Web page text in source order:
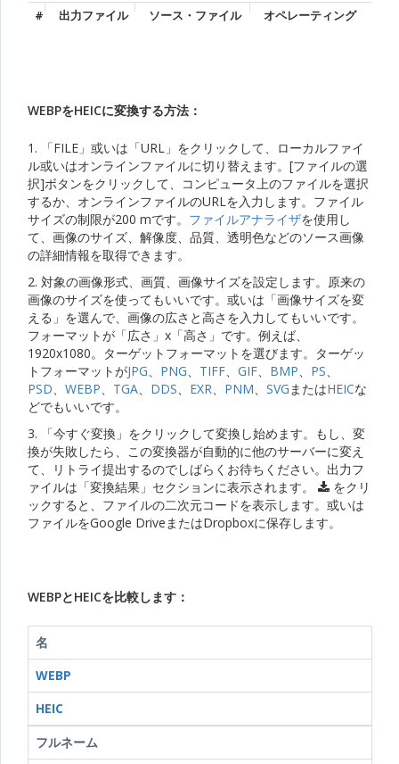
# 出力ファイル ソース・ファイル オペレーティング
WEBPをHEICに変換する方法：
1. 「FILE」或いは「URL」をクリックして、ローカルファイ
ル或いはオンラインファイルに切り替えます。[ファイルの選
択]ボタンをクリックして、コンピュータ上のファイルを選択
するか、オンラインファイルのURLを入力します。ファイル
サイズの制限が200 mです。 ファイルアナライザを使用し
て、画像のサイズ、解像度、品質、透明色などのソース画像
の詳細情報を取得できます。
2. 対象の画像形式、画質、画像サイズを設定します。原来の
画像のサイズを使ってもいいです。或いは「画像サイズを変
える」を選んで、画像の広さと高さを入力してもいいです。
フォーマットが「広さ」x「高さ」です。例えば、
1920x1080。ターゲットフォーマットを選びます。ターゲッ
トフォーマットがJPG、 PNG、 TIFF、 GIF、 BMP、 PS、
PSD、 WEBP、 TGA、 DDS、 EXR、 PNM、 SVGまたはHEICな
どでもいいです。
3. 「今すぐ変換」をクリックして変換し始めます。もし、変
換が失敗したら、この変換器が自動的に他のサーバーに変え
て、リトライ提出するのでしばらくお待ちください。出力フ
ァイルは「変換結果」セクションに表示されます。
をクリ
ックすると、ファイルの二次元コードを表示します。或いは
ファイルをGoogle DriveまたはDropboxに保存します。
WEBPとHEICを比較します：
名
WEBP
HEIC
フルネーム